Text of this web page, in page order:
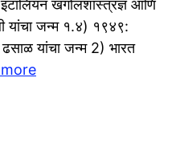
खगोलशास्त्रज्ञ आणि
यांचा जन्म १.४) १९४९:
ढसाळ यांचा जन्म 2) भारत